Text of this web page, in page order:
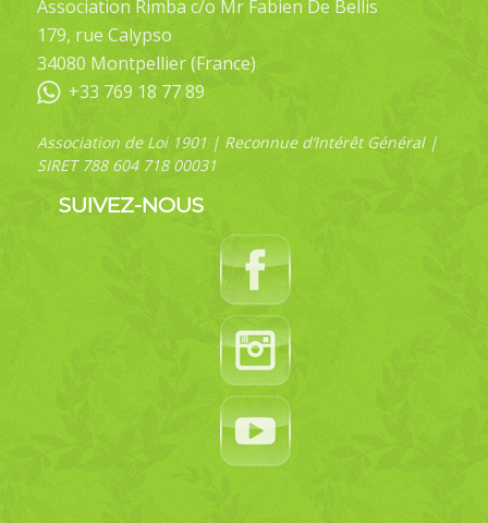
Association Rimba c/o Mr Fabien De Bellis
179, rue Calypso
34080 Montpellier (France)
+33 769 18 77 89
Association de Loi 1901 | Reconnue d’Intérêt Général |
SIRET 788 604 718 00031
SUIVEZ-NOUS